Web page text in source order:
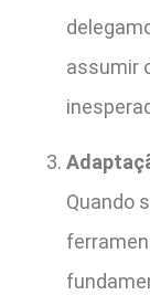
assumir
Quando